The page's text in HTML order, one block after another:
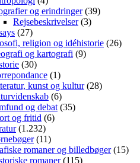
og erindringer(39)
Rejsebeskrivelser(3)
(27)
religion og idéhistorie (26)
og kartografi (9)
(30)
(1)
kunst og kultur(28)
(6)
og debat (35)
og fritid (6)
(1.232)
(11)
romaner og billedbøger(15)
romaner(115)